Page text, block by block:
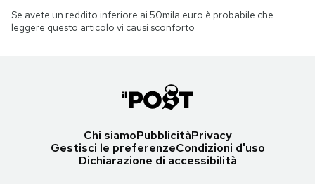
Se avete un reddito inferiore ai 50mila euro è probabile che
leggere questo articolo vi causi sconforto
Chi siamoPubblicitàPrivacy
Gestisci le preferenzeCondizioni d'uso
Dichiarazione di accessibilità